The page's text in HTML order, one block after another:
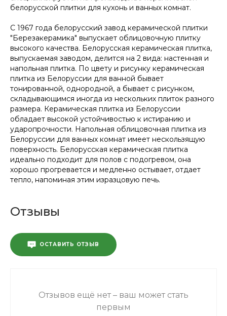
белорусской плитки для кухонь и ванных комнат.
С 1967 года белорусский завод керамической плитки
"Березакерамика" выпускает облицовочную плитку
высокого качества. Белорусская керамическая плитка,
выпускаемая заводом, делится на 2 вида: настенная и
напольная плитка. По цвету и рисунку керамическая
плитка из Белоруссии для ванной бывает
тонированной, однородной, а бывает с рисунком,
складывающимся иногда из нескольких плиток разного
размера. Керамическая плитка из Белоруссии
обладает высокой устойчивостью к истиранию и
ударопрочности. Напольная облицовочная плитка из
Белоруссии для ванных комнат имеет нескользящую
поверхность. Белорусская керамическая плитка
идеально подходит для полов с подогревом, она
хорошо прогревается и медленно остывает, отдает
тепло, напоминая этим изразцовую печь.
Отзывы
ОСТАВИТЬ ОТЗЫВ
Отзывов ещё нет – ваш может стать
первым